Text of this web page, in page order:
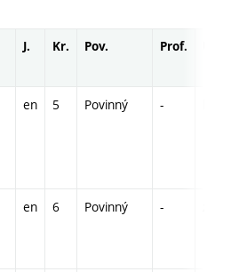
J. Kr. Pov. Prof.
en 5 Povinný -
en 6 Povinný -